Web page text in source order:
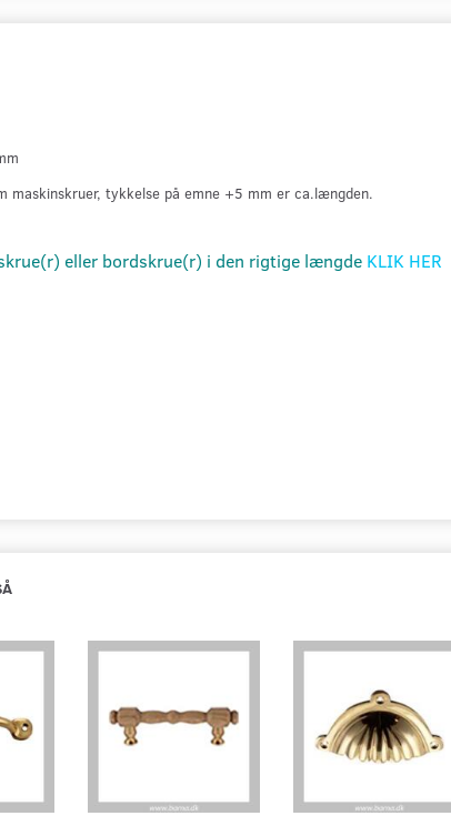
maskinskruer, tykkelse på emne +5 mm er ca.længden.
eller bordskrue(r) i den rigtige længde KLIK HER